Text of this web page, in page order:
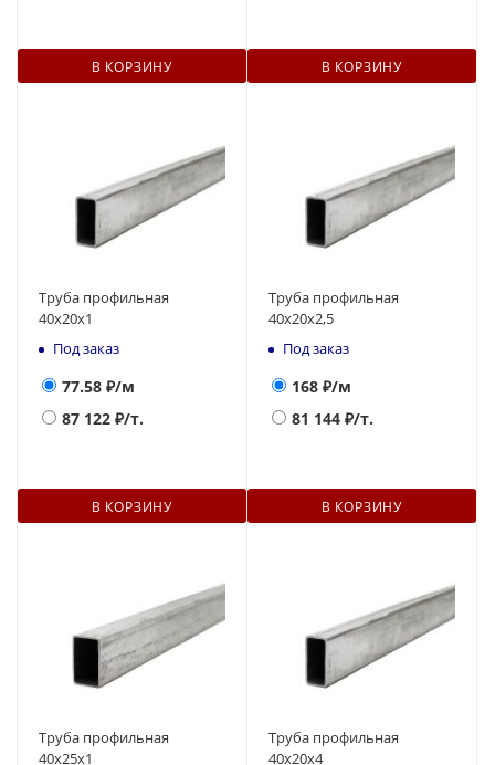
В КОРЗИНУ В КОРЗИНУ
Труба профильная
40х20х1
Под заказ
77.58 ₽/м
87 122 ₽/т.
В КОРЗИНУ
Труба профильная
40х20х2,5
Под заказ
168 ₽/м
81 144 ₽/т.
В КОРЗИНУ
Труба профильная
40х25х1
Труба профильная
40х20х4